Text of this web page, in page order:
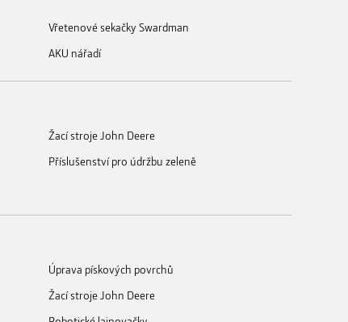
Vřetenové sekačky Swardman
AKU nářadí
Žací stroje John Deere
Příslušenství pro údržbu zeleně
Úprava pískových povrchů
Žací stroje John Deere